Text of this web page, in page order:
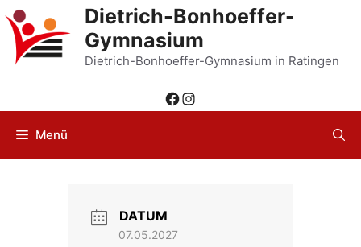
Zum
Inhalt
springen
Dietrich-Bonhoeffer-
Gymnasium
Dietrich-Bonhoeffer-Gymnasium in Ratingen
Facebook
Instagram
Menü
DATUM
07.05.2027